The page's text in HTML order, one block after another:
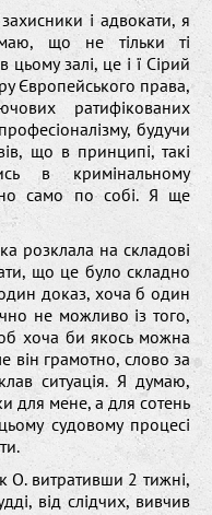
і адвокати, я
що не тільки ті
залі, це і ї Сірий
Європейського права,
ратифікованих
будучи
що в принципі, такі
в кримінальному
само по собі. Я ще
розклала на складові
що це було складно
доказ, хоча б один
не можливо із того,
хоча би якось можна
він грамотно, слово за
ситуація. Я думаю,
для мене, а для сотень
судовому процесі
витративши 2 тижні,
від слідчих, вивчив